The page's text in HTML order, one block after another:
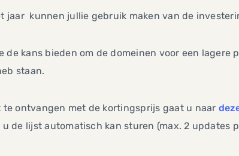
jaar kunnen jullie gebruik maken van de
de kans bieden om de domeinen voor een lagere
staan.
te ontvangen met de kortingsprijs gaat u naar
de lijst automatisch kan sturen (max. 2 updates